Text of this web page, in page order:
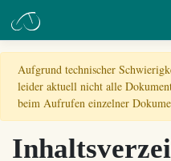
Aufgrund technischer
leider aktuell nicht alle
beim Aufrufen einzelner